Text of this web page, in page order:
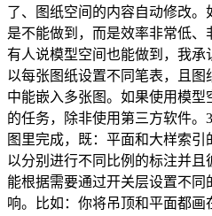
了、图纸空间的内容自动修改
是不能做到，而是效率非常低、
有人说模型空间也能做到，我
以每张图纸设置不同笔表，且
中能嵌入多张图。如果使用模
的任务，除非使用第三方软件
图里完成，既：平面和大样索
以分别进行不同比例的标注并且
能根据需要通过开关层设置不
响。比如：你将吊顶和平面都